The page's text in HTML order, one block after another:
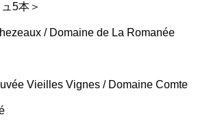
5本＞
/ Domaine de La Romanée
Vieilles Vignes / Domaine Comte